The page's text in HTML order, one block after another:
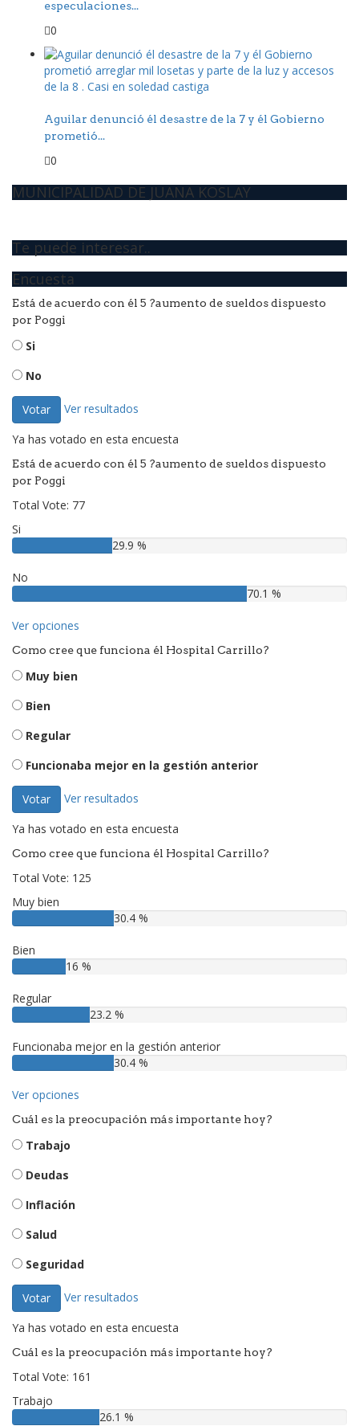
especulaciones...
0
Aguilar denunció él desastre de la 7 y él Gobierno
prometió...
0
MUNICIPALIDAD DE JUANA KOSLAY
Te puede interesar..
Encuesta
Está de acuerdo con él 5 ?aumento de sueldos dispuesto
por Poggi
Si
No
Votar Ver resultados
Ya has votado en esta encuesta
Está de acuerdo con él 5 ?aumento de sueldos dispuesto
por Poggi
Total Vote: 77
Si
29.9 %
No
70.1 %
Ver opciones
Como cree que funciona él Hospital Carrillo?
Muy bien
Bien
Regular
Funcionaba mejor en la gestión anterior
Votar Ver resultados
Ya has votado en esta encuesta
Como cree que funciona él Hospital Carrillo?
Total Vote: 125
Muy bien
30.4 %
Bien
16 %
Regular
23.2 %
Funcionaba mejor en la gestión anterior
30.4 %
Ver opciones
Cuál es la preocupación más importante hoy?
Trabajo
Deudas
Inflación
Salud
Seguridad
Votar Ver resultados
Ya has votado en esta encuesta
Cuál es la preocupación más importante hoy?
Total Vote: 161
Trabajo
26.1 %